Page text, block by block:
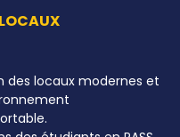
des locaux modernes et